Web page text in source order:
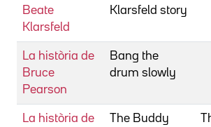
Beate
Klarsfeld
Klarsfeld story
La història de
Bruce
Pearson
Bang the
drum slowly
La història de
The Buddy